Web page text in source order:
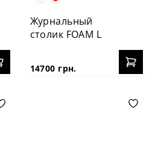
Журнальный
столик FOAM L
14700 грн.